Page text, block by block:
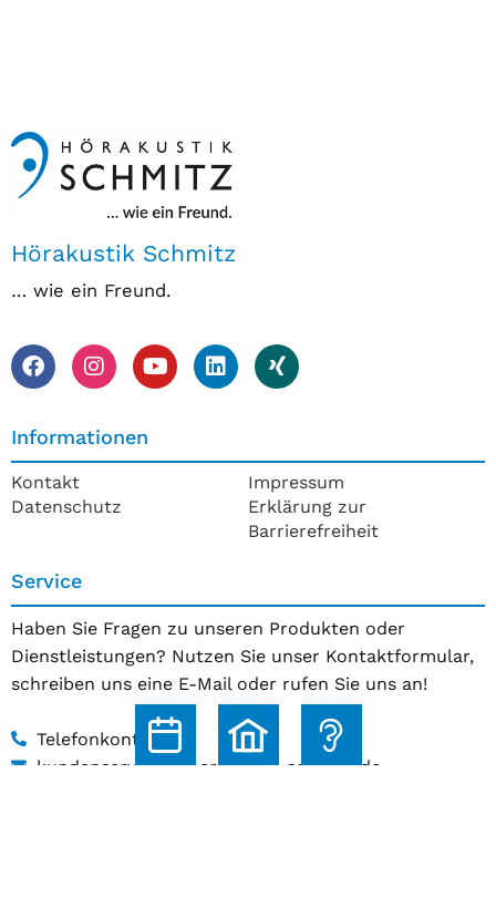
Hörakustik Schmitz
… wie ein Freund.
Informationen
Kontakt
Datenschutz
Impressum
Erklärung zur
Barrierefreiheit
Service
Haben Sie Fragen zu unseren Produkten oder
Dienstleistungen? Nutzen Sie unser Kontaktformular,
schreiben uns eine E-Mail oder rufen Sie uns an!
Telefonkontakt
kundenservice@hoerakustik-schmitz.de